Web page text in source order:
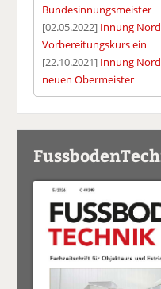
Bundesinnungsmeister
[02.05.2022] Innung
Vorbereitungskurs ein
[22.10.2021] Innung
neuen Obermeister